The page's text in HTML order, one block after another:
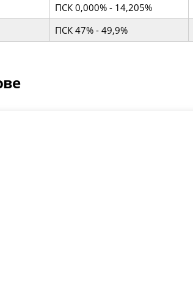
ПСК 0,000% - 14,205%
ПСК 47% - 49,9%